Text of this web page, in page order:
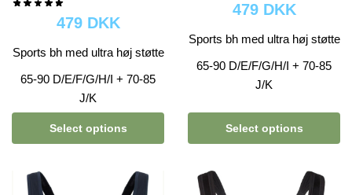
479 DKK
Sports bh med ultra høj støtte
65-90 D/E/F/G/H/I + 70-85
J/K
Select options
479 DKK
Sports bh med ultra høj støtte
65-90 D/E/F/G/H/I + 70-85
J/K
Select options